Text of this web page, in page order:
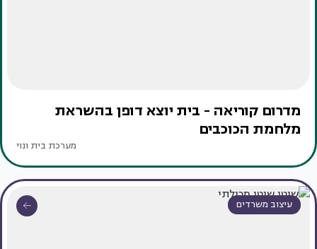
מדרום קוריאה - בית יוצא דופן בהשראת
מלחמת הכוכבים
מערכת בית ונוי
עיצוב משרדים